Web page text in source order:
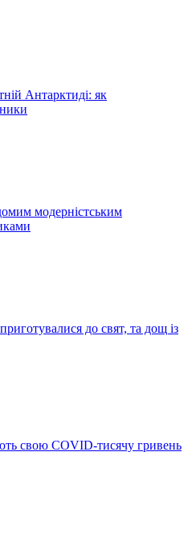
Антарктиді: як
модерністським
до свят, та дощ із
свою COVID-тисячу гривень